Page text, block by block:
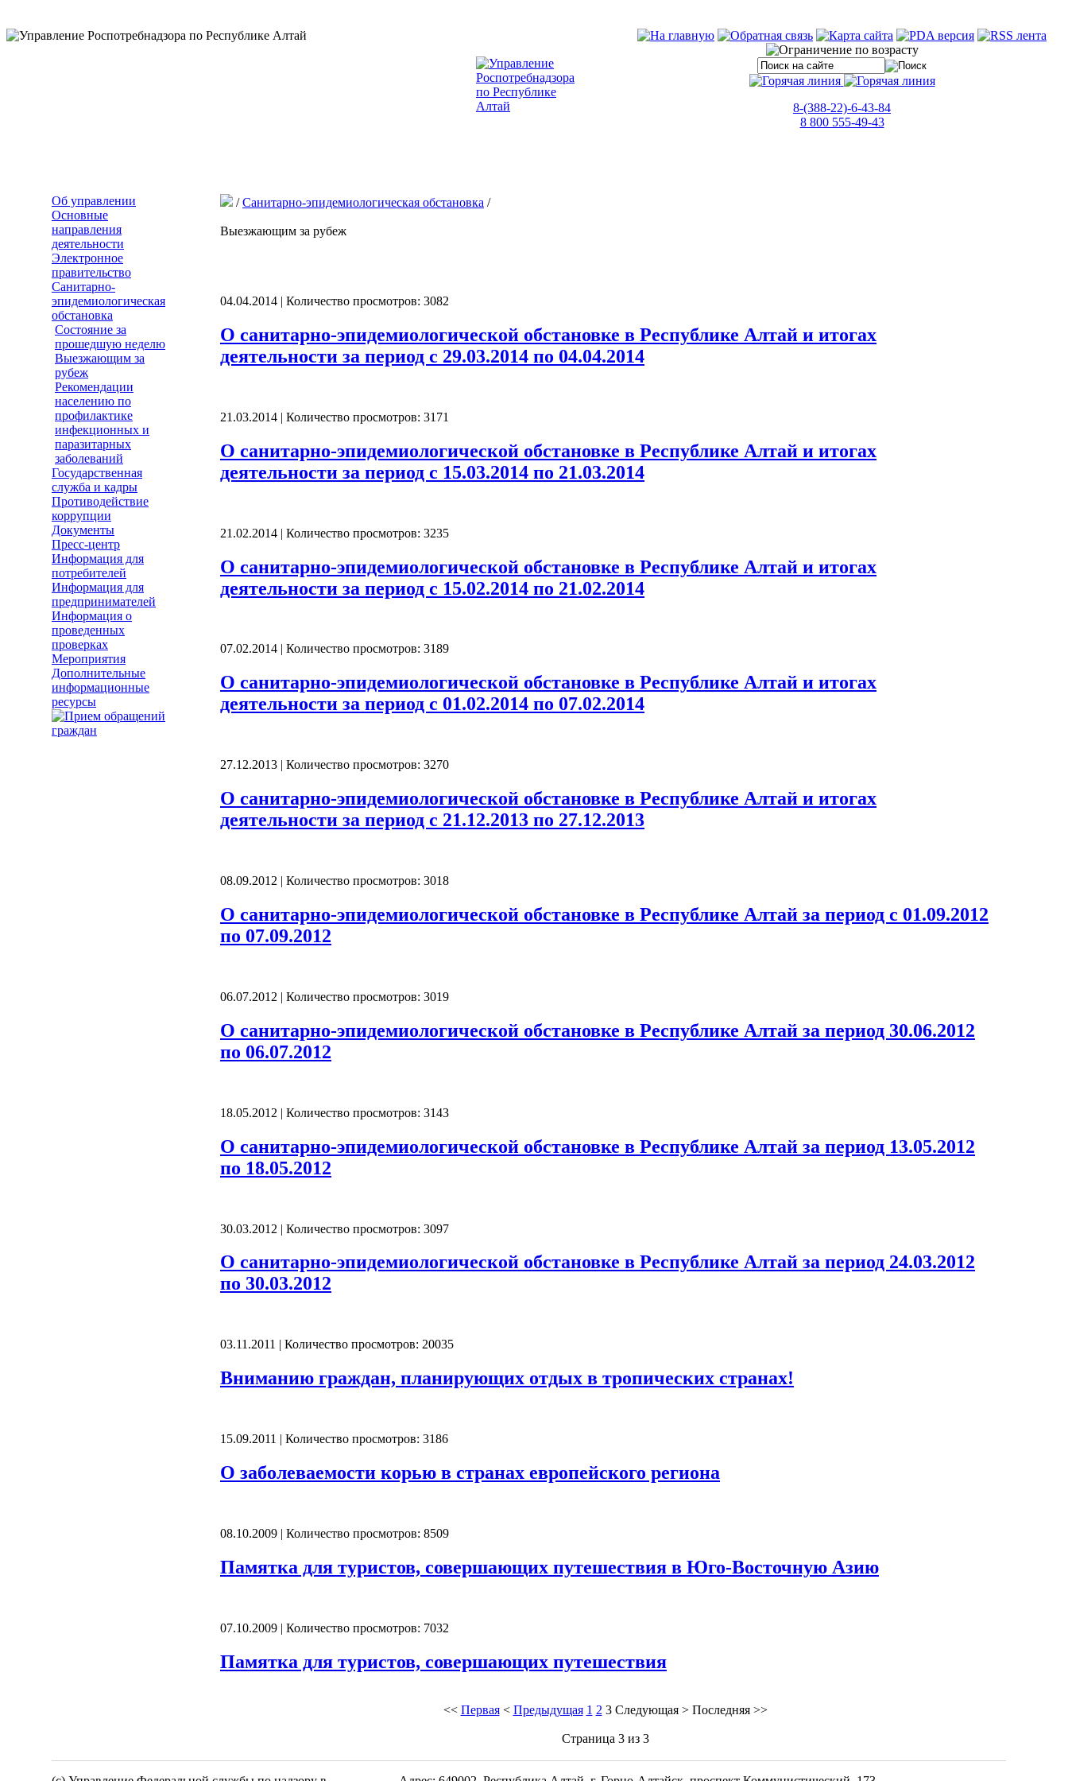
8-(388-22)-6-43-84
8 800 555-49-43
Об управлении
Основные
направления
деятельности
Электронное
правительство
Санитарно-
эпидемиологическая
обстановка
Состояние за
прошедшую неделю
Выезжающим за
рубеж
Рекомендации
населению по
профилактике
инфекционных и
паразитарных
заболеваний
Государственная
служба и кадры
Противодействие
коррупции
Документы
Пресс-центр
Информация для
потребителей
Информация для
предпринимателей
Информация о
проведенных
проверках
Мероприятия
Дополнительные
информационные
ресурсы
/Санитарно-эпидемиологическая обстановка /
Выезжающим за рубеж
04.04.2014 | Количество просмотров: 3082
О санитарно-эпидемиологической обстановке в Республике Алтай и итогах
деятельности за период с 29.03.2014 по 04.04.2014
21.03.2014 | Количество просмотров: 3171
О санитарно-эпидемиологической обстановке в Республике Алтай и итогах
деятельности за период с 15.03.2014 по 21.03.2014
21.02.2014 | Количество просмотров: 3235
О санитарно-эпидемиологической обстановке в Республике Алтай и итогах
деятельности за период с 15.02.2014 по 21.02.2014
07.02.2014 | Количество просмотров: 3189
О санитарно-эпидемиологической обстановке в Республике Алтай и итогах
деятельности за период с 01.02.2014 по 07.02.2014
27.12.2013 | Количество просмотров: 3270
О санитарно-эпидемиологической обстановке в Республике Алтай и итогах
деятельности за период с 21.12.2013 по 27.12.2013
08.09.2012 | Количество просмотров: 3018
О санитарно-эпидемиологической обстановке в Республике Алтай за период с 01.09.2012
по 07.09.2012
06.07.2012 | Количество просмотров: 3019
О санитарно-эпидемиологической обстановке в Республике Алтай за период 30.06.2012
по 06.07.2012
18.05.2012 | Количество просмотров: 3143
О санитарно-эпидемиологической обстановке в Республике Алтай за период 13.05.2012
по 18.05.2012
30.03.2012 | Количество просмотров: 3097
О санитарно-эпидемиологической обстановке в Республике Алтай за период 24.03.2012
по 30.03.2012
03.11.2011 | Количество просмотров: 20035
Вниманию граждан, планирующих отдых в тропических странах!
15.09.2011 | Количество просмотров: 3186
О заболеваемости корью в странах европейского региона
08.10.2009 | Количество просмотров: 8509
Памятка для туристов, совершающих путешествия в Юго-Восточную Азию
07.10.2009 | Количество просмотров: 7032
Памятка для туристов, совершающих путешествия
<< Первая< Предыдущая 1 2 3 Следующая> Последняя>>
Страница 3 из 3